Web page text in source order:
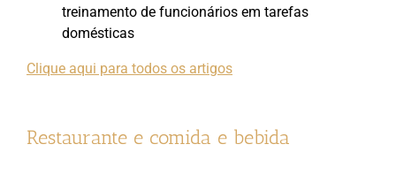
treinamento de funcionários em tarefas
domésticas
Clique aqui para todos os artigos
Restaurante e comida e bebida